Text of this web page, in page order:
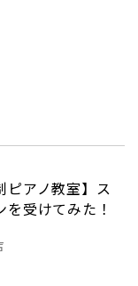
ピアノ教室】ス
受けてみた！